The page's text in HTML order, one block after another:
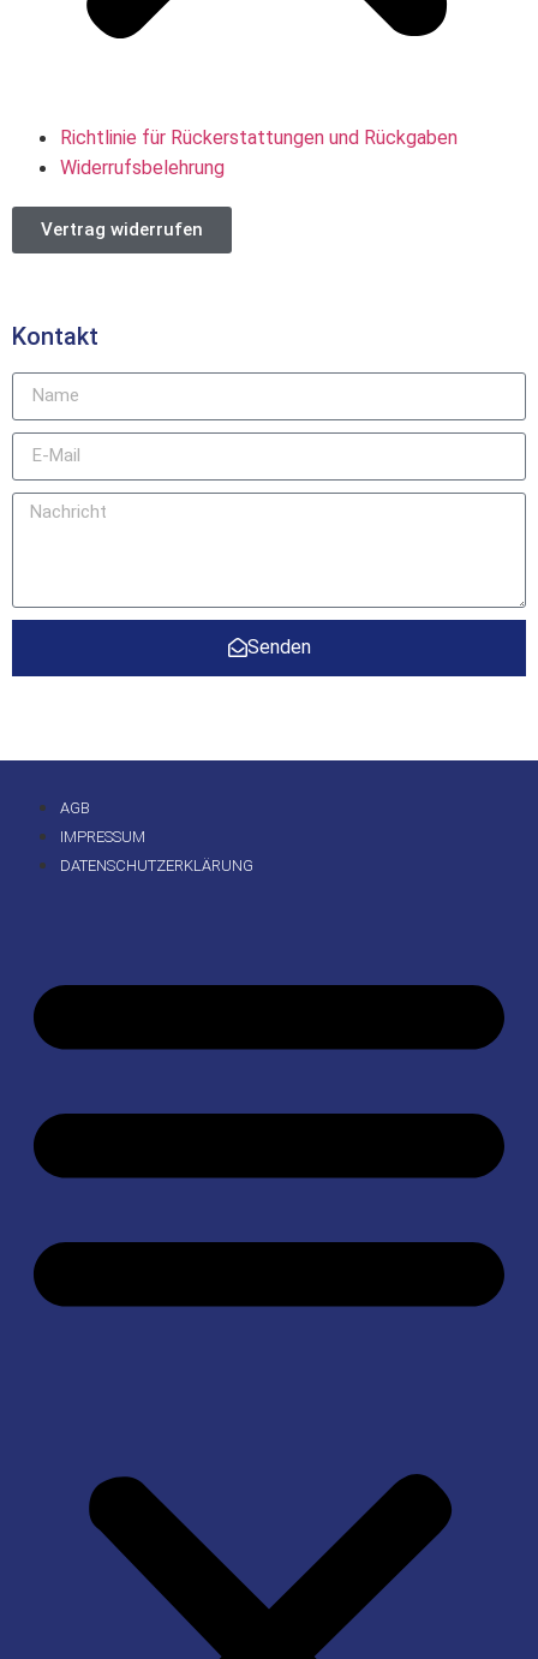
Richtlinie für Rückerstattungen und Rückgaben
Widerrufsbelehrung
Vertrag widerrufen
Kontakt
Senden
AGB
IMPRESSUM
DATENSCHUTZERKLÄRUNG